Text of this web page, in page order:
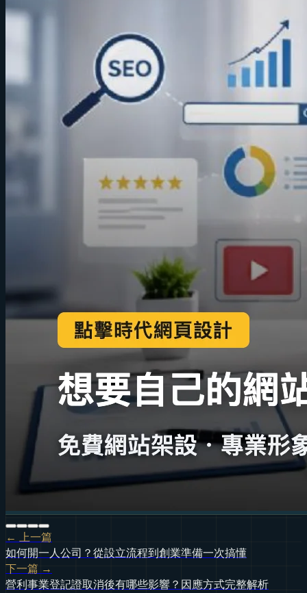
← 上一篇
如何開一人公司？從設立流程到創業準備一次搞懂
下一篇 →
營利事業登記證取消後有哪些影響？因應方式完整解析